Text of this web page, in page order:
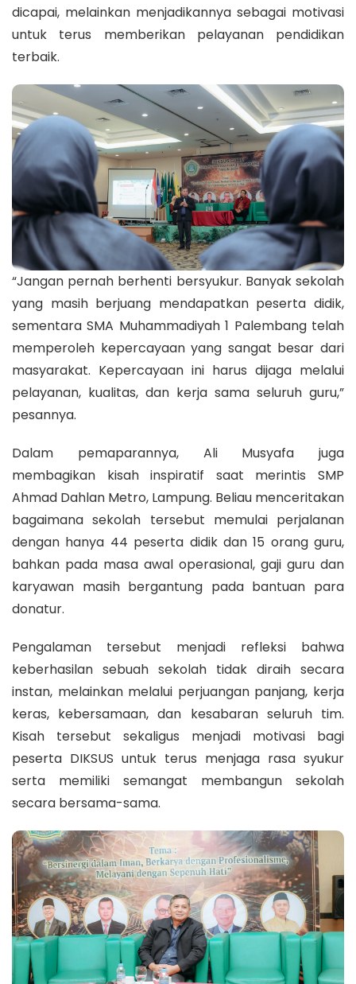
dicapai, melainkan menjadikannya sebagai motivasi
untuk terus memberikan pelayanan pendidikan
terbaik.
“Jangan pernah berhenti bersyukur. Banyak sekolah
yang masih berjuang mendapatkan peserta didik,
sementara SMA Muhammadiyah 1 Palembang telah
memperoleh kepercayaan yang sangat besar dari
masyarakat. Kepercayaan ini harus dijaga melalui
pelayanan, kualitas, dan kerja sama seluruh guru,”
pesannya.
Dalam pemaparannya, Ali Musyafa juga
membagikan kisah inspiratif saat merintis SMP
Ahmad Dahlan Metro, Lampung. Beliau menceritakan
bagaimana sekolah tersebut memulai perjalanan
dengan hanya 44 peserta didik dan 15 orang guru,
bahkan pada masa awal operasional, gaji guru dan
karyawan masih bergantung pada bantuan para
donatur.
Pengalaman tersebut menjadi refleksi bahwa
keberhasilan sebuah sekolah tidak diraih secara
instan, melainkan melalui perjuangan panjang, kerja
keras, kebersamaan, dan kesabaran seluruh tim.
Kisah tersebut sekaligus menjadi motivasi bagi
peserta DIKSUS untuk terus menjaga rasa syukur
serta memiliki semangat membangun sekolah
secara bersama-sama.